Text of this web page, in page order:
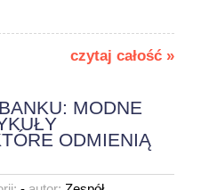
czytaj całość »
MODNE
ODMIENIĄ